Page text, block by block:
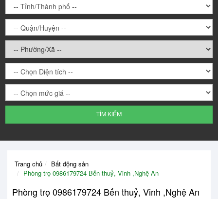
TÌM KIẾM
Trang chủ
Bất động sản
Phòng trọ 0986179724‬ Bến thuỷ, Vinh ,Nghệ An
Phòng trọ 0986179724‬ Bến thuỷ, Vinh ,Nghệ An